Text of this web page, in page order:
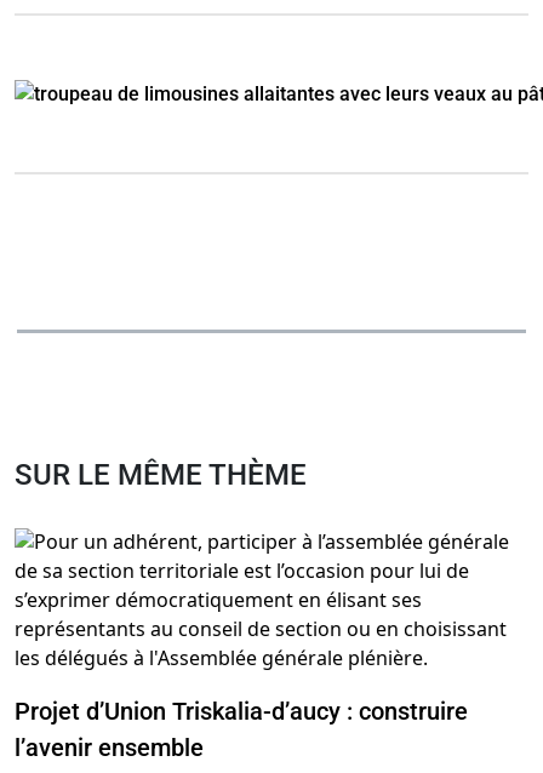
SUR LE MÊME THÈME
Projet d’Union Triskalia-d’aucy : construire
l’avenir ensemble